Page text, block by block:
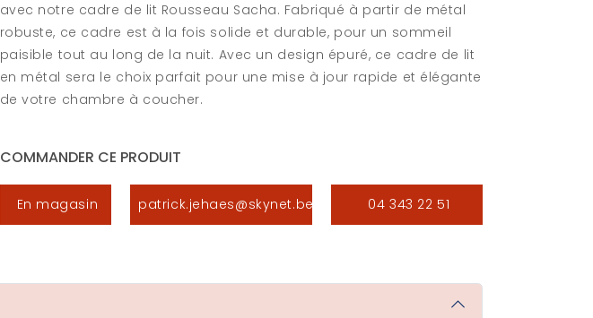
avec notre cadre de lit Rousseau Sacha. Fabriqué à partir de métal
robuste, ce cadre est à la fois solide et durable, pour un sommeil
paisible tout au long de la nuit. Avec un design épuré, ce cadre de lit
en métal sera le choix parfait pour une mise à jour rapide et élégante
de votre chambre à coucher.
COMMANDER CE PRODUIT
En magasin patrick.jehaes@skynet.be 04 343 22 51